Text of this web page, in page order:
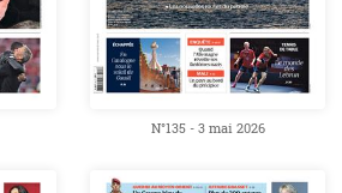
N°135 - 3 mai 2026